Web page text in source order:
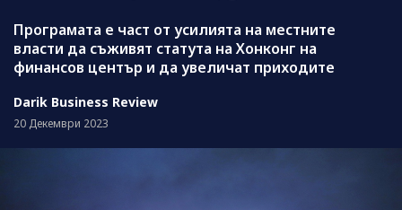
Програмата е част от усилията на местните
власти да съживят статута на Хонконг на
финансов център и да увеличат приходите
Darik Business Review
20 Декември 2023